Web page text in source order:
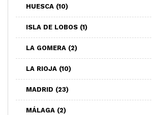
HUESCA (10)
ISLA DE LOBOS (1)
LA GOMERA (2)
LA RIOJA (10)
MADRID (23)
MÁLAGA (2)